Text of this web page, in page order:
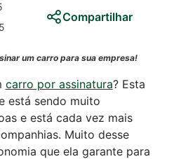
Compartilhar
um carro para sua empresa!
carro por assinatura? Esta
está sendo muito
e está cada vez mais
Muito desse
que ela garante para